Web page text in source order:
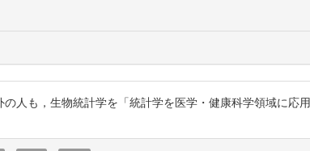
人も，生物統計学を「統計学を医学・健康科学領域に応